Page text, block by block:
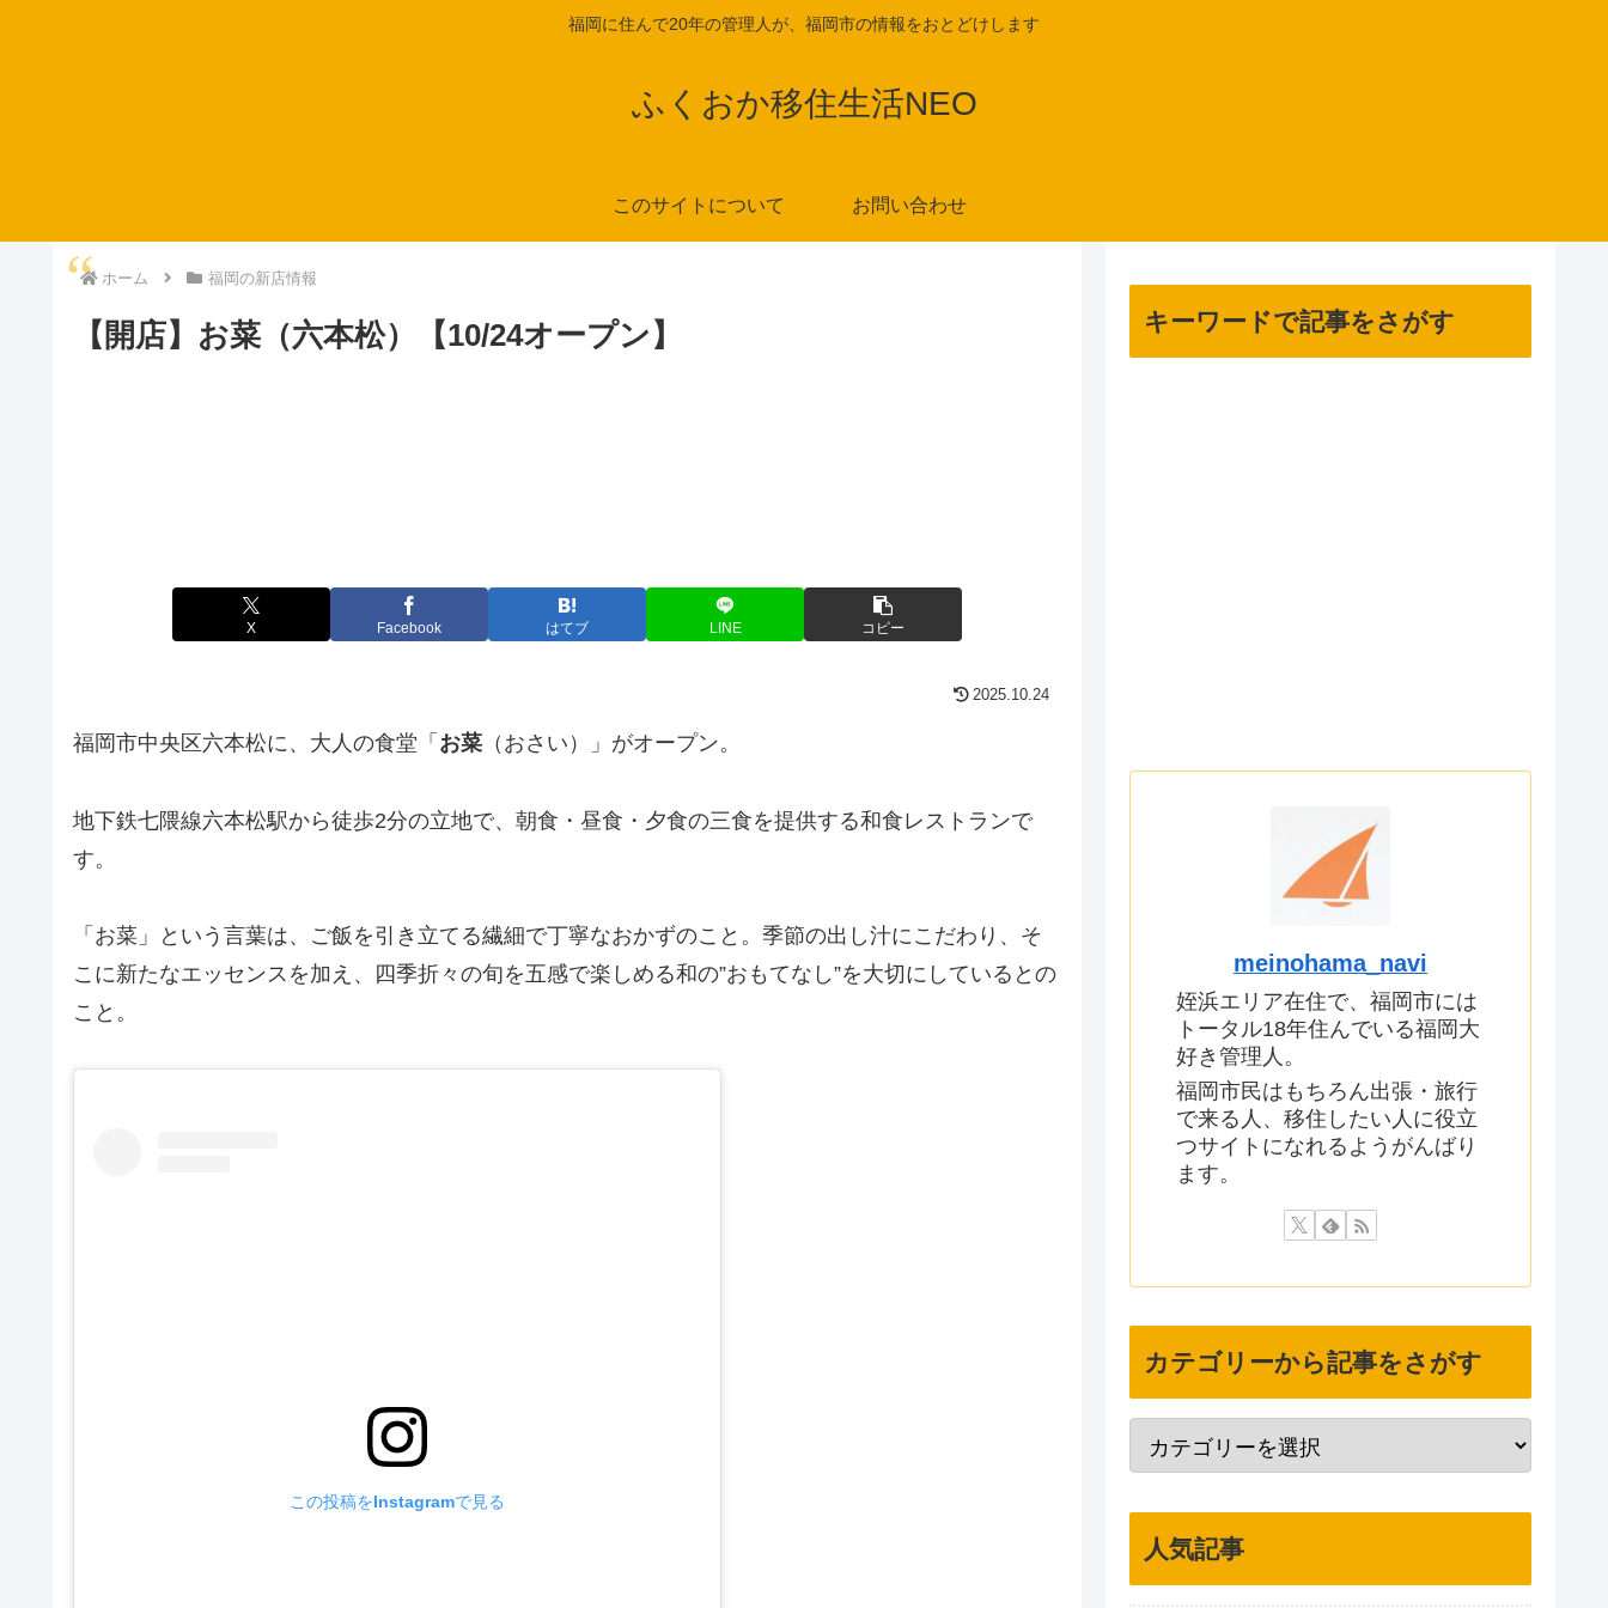
福岡に住んで20年の管理人が、福岡市の情報をおとどけします
ふくおか移住生活NEO
このサイトについて お問い合わせ
ホーム 福岡の新店情報
【開店】お菜（六本松）【10/24オープン】
X Facebook はてブ LINE コピー
2025.10.24
福岡市中央区六本松に、大人の食堂「 お菜 （おさい）」がオープン。
地下鉄七隈線六本松駅から徒歩2分の立地で、朝食・昼食・夕食の三食を提供する和食レストランで
す。
「お菜」という言葉は、ご飯を引き立てる繊細で丁寧なおかずのこと。季節の出し汁にこだわり、そ
こに新たなエッセンスを加え、四季折々の旬を五感で楽しめる和の”おもてなし”を大切にしているとの
こと。
この投稿をInstagramで見る
キーワードで記事をさがす
meinohama_navi
姪浜エリア在住で、福岡市には
トータル18年住んでいる福岡大
好き管理人。
福岡市民はもちろん出張・旅行
で来る人、移住したい人に役立
つサイトになれるようがんばり
ます。
カテゴリーから記事をさがす
人気記事